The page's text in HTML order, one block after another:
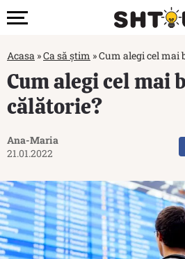
Acasa »Ca să știm »Cum alegi cel mai
Cum alegi cel mai
călătorie?
Ana-Maria
21.01.2022